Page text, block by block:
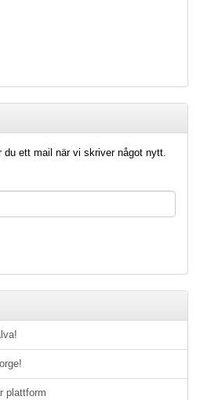
du ett mail när vi skriver något nytt.
plattform